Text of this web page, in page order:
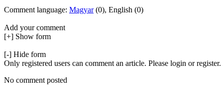
Comment language: Magyar(0), English (0)
Add your comment
[+] Show form
[-] Hide form
Only registered users can comment an article. Please login or register.
No comment posted